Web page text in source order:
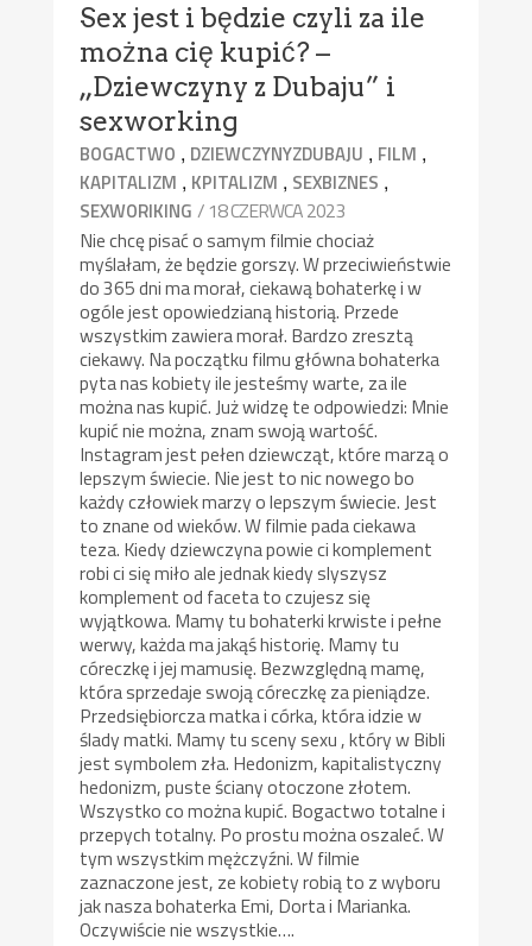
Sex jest i będzie czyli za ile
można cię kupić? –
„Dziewczyny z Dubaju” i
sexworking
BOGACTWO , DZIEWCZYNYZDUBAJU , FILM ,
KAPITALIZM , KPITALIZM , SEXBIZNES ,
SEXWORIKING / 18 CZERWCA 2023
Nie chcę pisać o samym filmie chociaż
myślałam, że będzie gorszy. W przeciwieństwie
do 365 dni ma morał, ciekawą bohaterkę i w
ogóle jest opowiedzianą historią. Przede
wszystkim zawiera morał. Bardzo zresztą
ciekawy. Na początku filmu główna bohaterka
pyta nas kobiety ile jesteśmy warte, za ile
można nas kupić. Już widzę te odpowiedzi: Mnie
kupić nie można, znam swoją wartość.
Instagram jest pełen dziewcząt, które marzą o
lepszym świecie. Nie jest to nic nowego bo
każdy człowiek marzy o lepszym świecie. Jest
to znane od wieków. W filmie pada ciekawa
teza. Kiedy dziewczyna powie ci komplement
robi ci się miło ale jednak kiedy slyszysz
komplement od faceta to czujesz się
wyjątkowa. Mamy tu bohaterki krwiste i pełne
werwy, każda ma jakąś historię. Mamy tu
córeczkę i jej mamusię. Bezwzględną mamę,
która sprzedaje swoją córeczkę za pieniądze.
Przedsiębiorcza matka i córka, która idzie w
ślady matki. Mamy tu sceny sexu , który w Bibli
jest symbolem zła. Hedonizm, kapitalistyczny
hedonizm, puste ściany otoczone złotem.
Wszystko co można kupić. Bogactwo totalne i
przepych totalny. Po prostu można oszaleć. W
tym wszystkim mężczyźni. W filmie
zaznaczone jest, ze kobiety robią to z wyboru
jak nasza bohaterka Emi, Dorta i Marianka.
Oczywiście nie wszystkie….